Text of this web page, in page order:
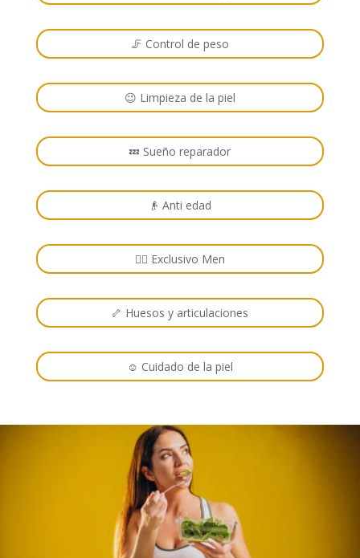
🦵 Control de peso
😉 Limpieza de la piel
💤 Sueño reparador
👴 Anti edad
🙋‍♂️ Exclusivo Men
🦴 Huesos y articulaciones
☺️ Cuidado de la piel